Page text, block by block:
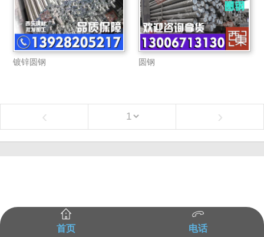
镀锌圆钢 圆钢
‹ ›
首页 电话